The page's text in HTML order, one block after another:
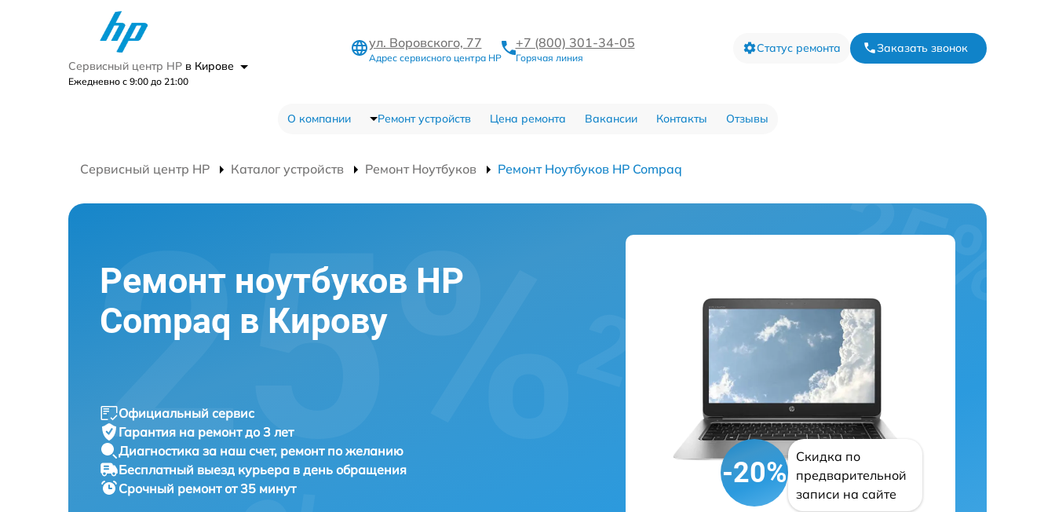
Сервисный центр HP в Кирове
Ежедневно с 9:00 до 21:00
ул. Воровского, 77
Адрес сервисного центра HP
+7 (800) 301-34-05
Горячая линия
Статус ремонта Заказать звонок
О компании Ремонт устройств Цена ремонта Вакансии Контакты Отзывы
Сервисный центр HP Каталог устройств Ремонт Ноутбуков Ремонт Ноутбуков HP Compaq
Ремонт ноутбуков HP
Compaq в Кирову
Официальный сервис
Гарантия на ремонт до 3 лет
Диагностика за наш счет, ремонт по желанию
Бесплатный выезд курьера в день обращения
Срочный ремонт от 35 минут
-20%
Скидка по
предварительной
записи на сайте